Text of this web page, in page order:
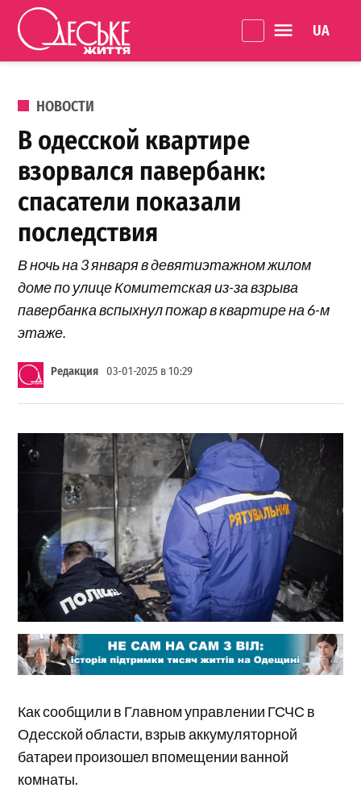
Перейти к содержанию
життя
ОПУБЛИКОВАНО В
НОВОСТИ
В одесской квартире
взорвался павербанк:
спасатели показали
последствия
В ночь на 3 января в девятиэтажном жилом
доме по улице Комитетская из-за взрыва
павербанка вспыхнул пожар в квартире на 6-м
этаже.
Редакция 03-01-2025 в 10:29
Как сообщили в Главном управлении ГСЧС в
Одесской области, взрыв аккумуляторной
батареи произошел впомещении ванной
комнаты.